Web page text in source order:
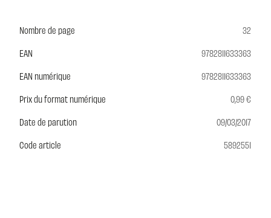
Nombre de page
32
EAN
9782811633363
EAN numérique
9782811633363
Prix du format numérique
0,99 €
Date de parution
09/03/2017
Code article
5892551